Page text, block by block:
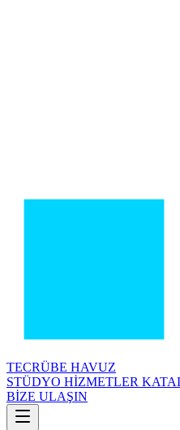
TECRÜBE HAVUZ
STÜDYO HİZMETLER
BİZE ULAŞIN